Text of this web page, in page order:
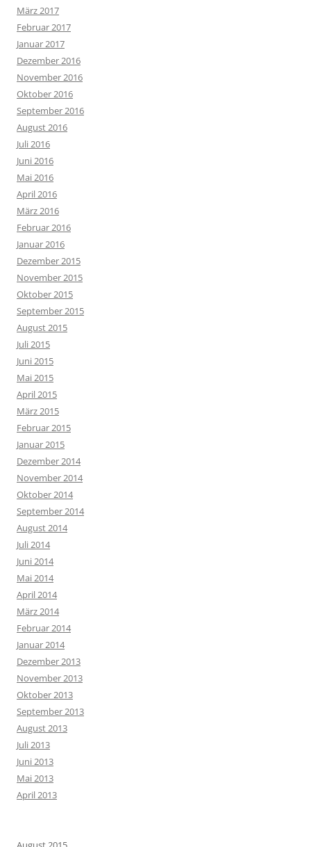
März 2017
Februar 2017
Januar 2017
Dezember 2016
November 2016
Oktober 2016
September 2016
August 2016
Juli 2016
Juni 2016
Mai 2016
April 2016
März 2016
Februar 2016
Januar 2016
Dezember 2015
November 2015
Oktober 2015
September 2015
August 2015
Juli 2015
Juni 2015
Mai 2015
April 2015
März 2015
Februar 2015
Januar 2015
Dezember 2014
November 2014
Oktober 2014
September 2014
August 2014
Juli 2014
Juni 2014
Mai 2014
April 2014
März 2014
Februar 2014
Januar 2014
Dezember 2013
November 2013
Oktober 2013
September 2013
August 2013
Juli 2013
Juni 2013
Mai 2013
April 2013